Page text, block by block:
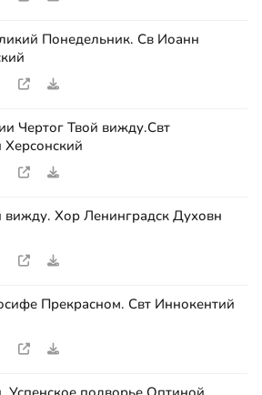
Понедельник. Св Иоанн
Чертог Твой вижду.Свт
вижду. Хор Ленинградск Духовн
Прекрасном. Свт Иннокентий